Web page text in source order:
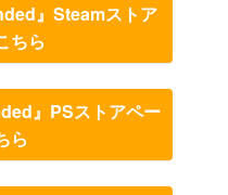
』Steamストア
ちら
』PSストアペー
ら